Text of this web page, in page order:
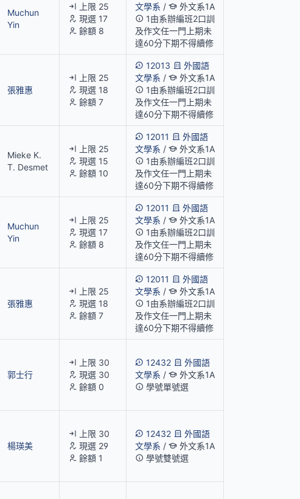
Muchun
Yin
上限 25
現選 17
餘額 8
文學系 /
外文系1A
1由系辦編班2口訓
及作文任一門上期未
達60分下期不得續修
張雅惠
上限 25
現選 18
餘額 7
12013
外國語
文學系 /
外文系1A
1由系辦編班2口訓
及作文任一門上期未
達60分下期不得續修
Mieke K.
T. Desmet
上限 25
現選 15
餘額 10
12011
外國語
文學系 /
外文系1A
1由系辦編班2口訓
及作文任一門上期未
達60分下期不得續修
Muchun
Yin
上限 25
現選 17
餘額 8
12011
外國語
文學系 /
外文系1A
1由系辦編班2口訓
及作文任一門上期未
達60分下期不得續修
張雅惠
上限 25
現選 18
餘額 7
12011
外國語
文學系 /
外文系1A
1由系辦編班2口訓
及作文任一門上期未
達60分下期不得續修
郭士行
上限 30
現選 30
餘額 0
12432
外國語
文學系 /
外文系1A
學號單號選
楊瑛美
上限 30
現選 29
餘額 1
12432
外國語
文學系 /
外文系1A
學號雙號選